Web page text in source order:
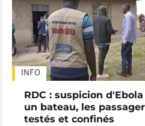
INFO
RDC : suspicion
un bateau, les
testés et confinés